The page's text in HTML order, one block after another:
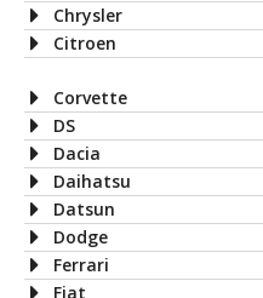
Chrysler
Citroen
Corvette
DS
Dacia
Daihatsu
Datsun
Dodge
Ferrari
Fiat